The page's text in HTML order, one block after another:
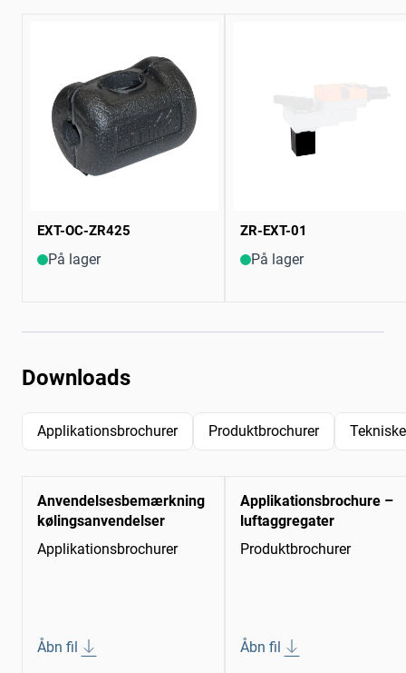
EXT-OC-ZR425
På lager
ZR-EXT-01
På lager
Downloads
Applikationsbrochurer Produktbrochurer
Anvendelsesbemærkning
kølingsanvendelser
Applikationsbrochurer
Åbn fil
Applikationsbrochure –
luftaggregater
Produktbrochurer
Åbn fil